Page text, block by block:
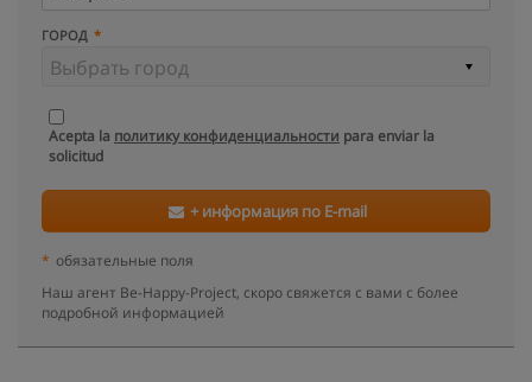
ГОРОД
Acepta la политику конфиденциальности para enviar la
solicitud
+ информация по E-mail
* обязательные поля
Наш агент Be-Happy-Project, скоро свяжется с вами с более
подробной информацией